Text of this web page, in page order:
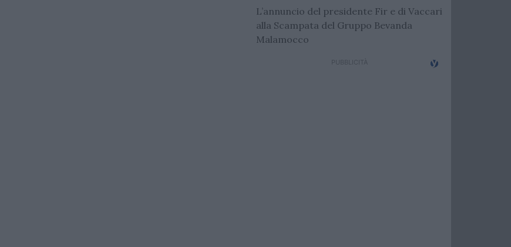
L’annuncio del presidente Fir e di Vaccari
alla Scampata del Gruppo Bevanda
Malamocco